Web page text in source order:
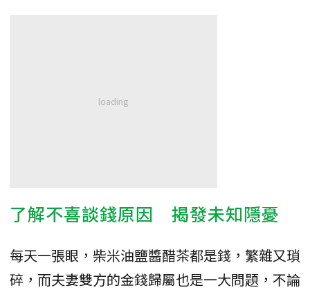
了解不喜談錢原因 揭發未知隱憂
每天一張眼，柴米油鹽醬醋茶都是錢，繁雜又瑣
碎，而夫妻雙方的金錢歸屬也是一大問題，不論